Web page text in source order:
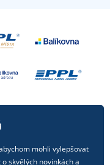
mohli vylepšovat
skvělých novinkách a